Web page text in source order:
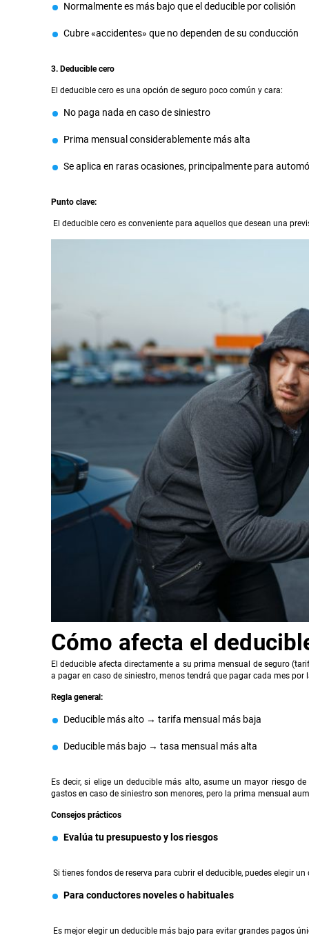
Normalmente es más bajo que el deducible por colisión
Cubre «accidentes» que no dependen de su conducción
3. Deducible cero
El deducible cero es una opción de seguro poco común y cara:
No paga nada en caso de siniestro
Prima mensual considerablemente más alta
Se aplica en raras ocasiones, principalmente para
Punto clave:
El deducible cero es conveniente para aquellos que desean una
Cómo afecta el
El deducible afecta directamente a su prima mensual de seguro
a pagar en caso de siniestro, menos tendrá que pagar cada mes por
Regla general:
Deducible más alto → tarifa mensual más baja
Deducible más bajo → tasa mensual más alta
Es decir, si elige un deducible más alto, asume un mayor riesgo
gastos en caso de siniestro son menores, pero la prima mensual
Consejos prácticos
Evalúa tu presupuesto y los riesgos
Si tienes fondos de reserva para cubrir el deducible, puedes elegir
Para conductores noveles o habituales
Es mejor elegir un deducible más bajo para evitar grandes pagos